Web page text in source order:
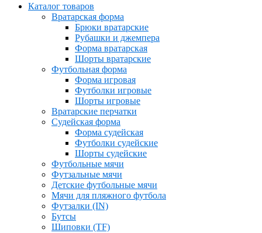
Каталог товаров
Вратарская форма
Брюки вратарские
Рубашки и джемпера
Форма вратарская
Шорты вратарские
Футбольная форма
Форма игровая
Футболки игровые
Шорты игровые
Вратарские перчатки
Судейская форма
Форма судейская
Футболки судейские
Шорты судейские
Футбольные мячи
Футзальные мячи
Детские футбольные мячи
Мячи для пляжного футбола
Футзалки (IN)
Бутсы
Шиповки (TF)